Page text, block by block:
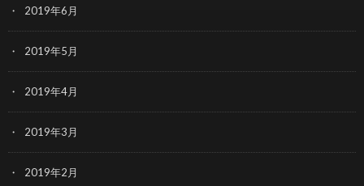
2019年6月
2019年5月
2019年4月
2019年3月
2019年2月